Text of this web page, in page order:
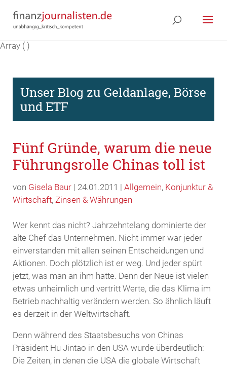
Array ( )
Unser Blog zu Geldanlage, Börse
und ETF
Fünf Gründe, warum die neue
Führungsrolle Chinas toll ist
von Gisela Baur| 24.01.2011 | Allgemein, Konjunktur &
Wirtschaft, Zinsen & Währungen
Wer kennt das nicht? Jahrzehntelang dominierte der
alte Chef das Unternehmen. Nicht immer war jeder
einverstanden mit allen seinen Entscheidungen und
Aktionen. Doch plötzlich ist er weg. Und jeder spürt
jetzt, was man an ihm hatte. Denn der Neue ist vielen
etwas unheimlich und vertritt Werte, die das Klima im
Betrieb nachhaltig verändern werden. So ähnlich läuft
es derzeit in der Weltwirtschaft.
Denn während des Staatsbesuchs von Chinas
Präsident Hu Jintao in den USA wurde überdeutlich:
Die Zeiten, in denen die USA die globale Wirtschaft